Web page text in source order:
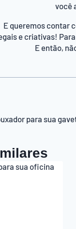
você
E queremos contar
e criativas!
E então,
para sua